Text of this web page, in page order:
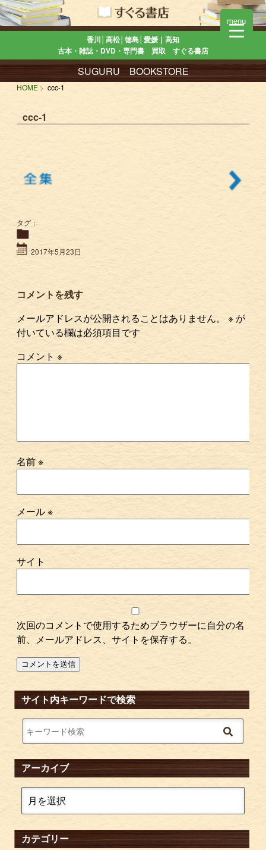
香川│高松│徳島│愛媛｜高知
古本・雑誌・DVD・専門書 買取 すぐる書店
SUGURU BOOKSTORE
HOME ccc-1
ccc-1
タグ：
2017年5月23日
コメントを残す
メールアドレスが公開されることはありません。
※ が
付いている欄は必須項目です
コメント※
名前※
メール※
サイト
次回のコメントで使用するためブラウザーに自分の名
前、メールアドレス、サイトを保存する。
サイト内キーワードで検索
アーカイブ
カテゴリー
menu